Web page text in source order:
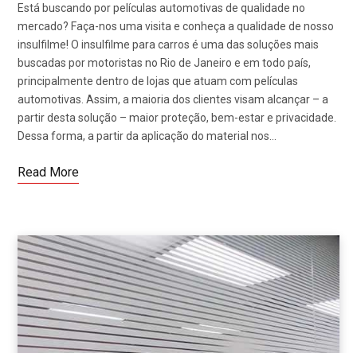
Está buscando por películas automotivas de qualidade no
mercado? Faça-nos uma visita e conheça a qualidade de nosso
insulfilme! O insulfilme para carros é uma das soluções mais
buscadas por motoristas no Rio de Janeiro e em todo país,
principalmente dentro de lojas que atuam com películas
automotivas. Assim, a maioria dos clientes visam alcançar – a
partir desta solução – maior proteção, bem-estar e privacidade.
Dessa forma, a partir da aplicação do material nos…
Read More